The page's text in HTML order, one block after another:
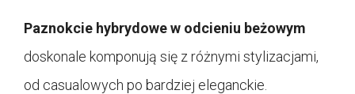
Paznokcie hybrydowe w odcieniu beżowym
doskonale komponują się z różnymi stylizacjami,
od casualowych po bardziej eleganckie.